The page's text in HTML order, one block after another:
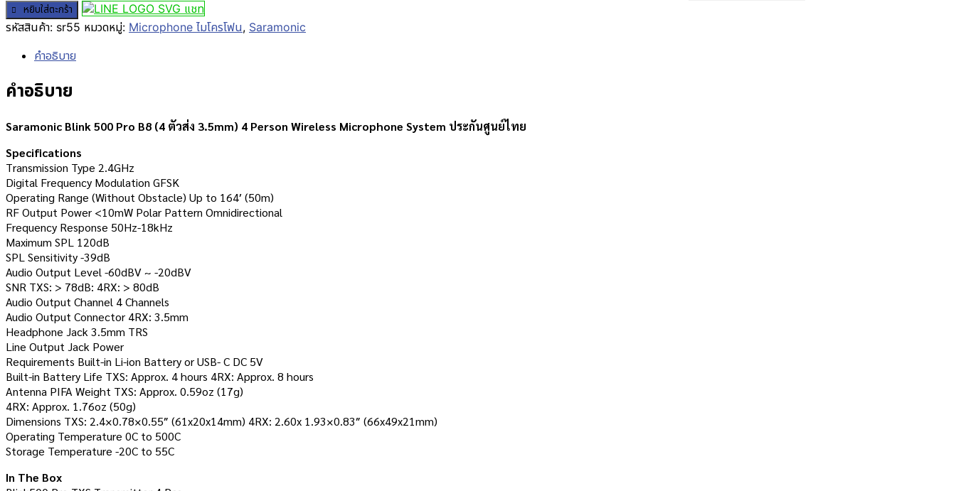
หยิบใส่ตะกร้า
แชท
รหัสสินค้า: sr55 หมวดหมู่: Microphone ไมโครโฟน, Saramonic
คำอธิบาย
คำอธิบาย
Saramonic Blink 500 Pro B8 (4 ตัวส่ง 3.5mm) 4 Person Wireless Microphone System ประกันศูนย์ไทย
Specifications
Transmission Type 2.4GHz
Digital Frequency Modulation GFSK
Operating Range (Without Obstacle) Up to 164′ (50m)
RF Output Power <10mW Polar Pattern Omnidirectional
Frequency Response 50Hz-18kHz
Maximum SPL 120dB
SPL Sensitivity -39dB
Audio Output Level -60dBV ~ -20dBV
SNR TXS: > 78dB: 4RX: > 80dB
Audio Output Channel 4 Channels
Audio Output Connector 4RX: 3.5mm
Headphone Jack 3.5mm TRS
Line Output Jack Power
Requirements Built-in Li-ion Battery or USB- C DC 5V
Built-in Battery Life TXS: Approx. 4 hours 4RX: Approx. 8 hours
Antenna PIFA Weight TXS: Approx. 0.59oz (17g)
4RX: Approx. 1.76oz (50g)
Dimensions TXS: 2.4×0.78×0.55″ (61x20x14mm) 4RX: 2.60x 1.93×0.83″ (66x49x21mm)
Operating Temperature 0C to 500C
Storage Temperature -20C to 55C
In The Box